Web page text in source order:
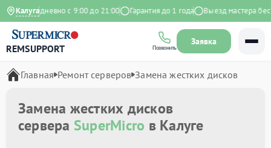
Калуга
Ежедневно с 9:00 до 21:00 Гарантия до 1 года Выезд мастера
REMSUPPORT Позвонить
Заявка
Главная Ремонт серверов Замена жестких дисков
Замена жестких дисков
сервера SuperMicro в Калуге